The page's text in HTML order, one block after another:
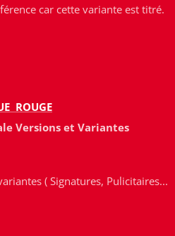
car cette variante est titré.
ROUGE
Versions et Variantes
( Signatures, Pulicitaires...